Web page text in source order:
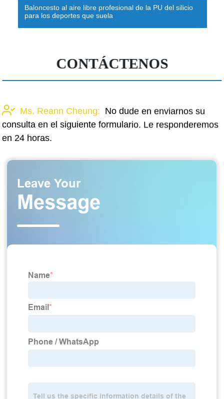
Baloncesto al aire libre profesional de la PU del silicio
para los deportes que suela
CONTÁCTENOS
Ms. Reann Cheung: No dude en enviarnos su
consulta en el siguiente formulario. Le responderemos
en 24 horas.